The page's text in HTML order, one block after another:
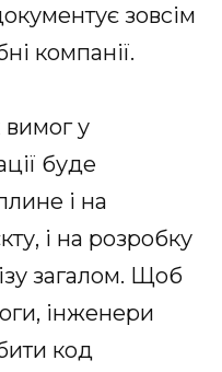
зовсім
компанії.
вимог у
буде
і на
і на розробку
загалом. Щоб
інженери
код